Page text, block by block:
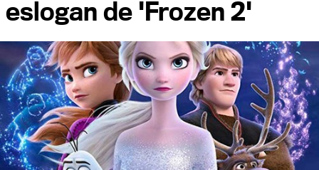
eslogan de 'Frozen 2'